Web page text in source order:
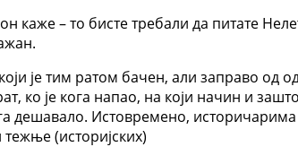
каже – то бисте требали да питате
је тим ратом бачен, али заправо од
ко је кога напао, на који начин и
дешавало. Истовремено,
(историјских)